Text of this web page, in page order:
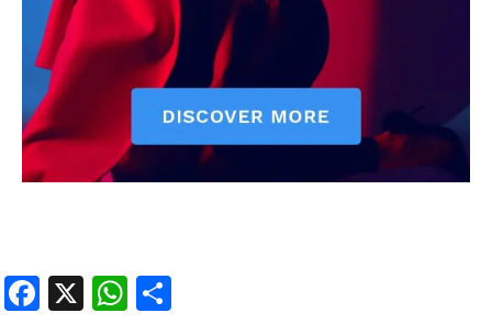
Facebook
X WhatsApp